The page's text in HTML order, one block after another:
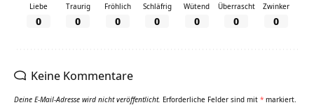
Liebe
0
Traurig
0
Fröhlich
0
Schläfrig
0
Wütend
0
Überrascht
0
Zwinker
0
Keine Kommentare
Deine E-Mail-Adresse wird nicht veröffentlicht. Erforderliche Felder sind mit * markiert.